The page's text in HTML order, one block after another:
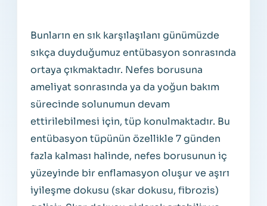
Bunların en sık karşılaşılanı günümüzde
sıkça duyduğumuz entübasyon sonrasında
ortaya çıkmaktadır. Nefes borusuna
ameliyat sonrasında ya da yoğun bakım
sürecinde solunumun devam
ettirilebilmesi için, tüp konulmaktadır. Bu
entübasyon tüpünün özellikle 7 günden
fazla kalması halinde, nefes borusunun iç
yüzeyinde bir enflamasyon oluşur ve aşırı
iyileşme dokusu (skar dokusu, fibrozis)